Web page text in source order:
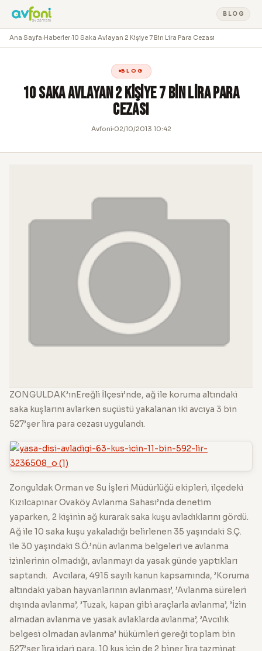
BLOG
Ana Sayfa›Haberler›10 Saka Avlayan 2 Kişiye 7 Bin Lira Para Cezası
BLOG
10 Saka Avlayan 2 Kişiye 7 Bin Lira Para
Cezası
Avfoni 02/10/2013 10:42
ZONGULDAK’ınEreğli İlçesi’nde, ağ ile koruma altındaki
saka kuşlarını avlarken suçüstü yakalanan iki avcıya 3 bin
527’şer lira para cezası uygulandı.
Zonguldak Orman ve Su İşleri Müdürlüğü ekipleri, ilçedeki
Kızılcapınar Ovaköy Avlanma Sahası’nda denetim
yaparken, 2 kişinin ağ kurarak saka kuşu avladıklarını gördü.
Ağ ile 10 saka kuşu yakaladığı belirlenen 35 yaşındaki S.Ç.
ile 30 yaşındaki S.Ö.’nün avlanma belgeleri ve avlanma
izinlerinin olmadığı, avlanmayı da yasak günde yaptıkları
saptandı. Avcılara, 4915 sayılı kanun kapsamında, ’Koruma
altındaki yaban hayvanlarının avlanması’, ’Avlanma süreleri
dışında avlanma’, ’Tuzak, kapan gibi araçlarla avlanma’, ’İzin
almadan avlanma ve yasak avlaklarda avlanma’, ’Avcılık
belgesi olmadan avlanma’ hükümleri gereği toplam bin
527’şer lira idari para, 10 kuş için de 2 biner lira tazminat